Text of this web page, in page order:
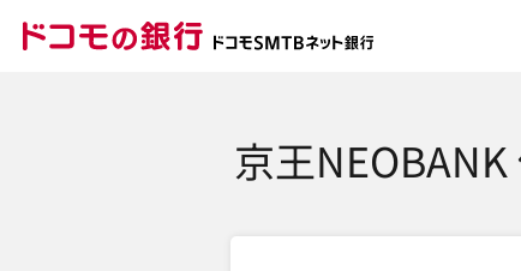
京王